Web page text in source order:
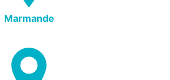
Marmande